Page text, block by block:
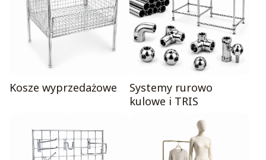
Kosze wyprzedażowe
Systemy rurowo
kulowe i TRIS